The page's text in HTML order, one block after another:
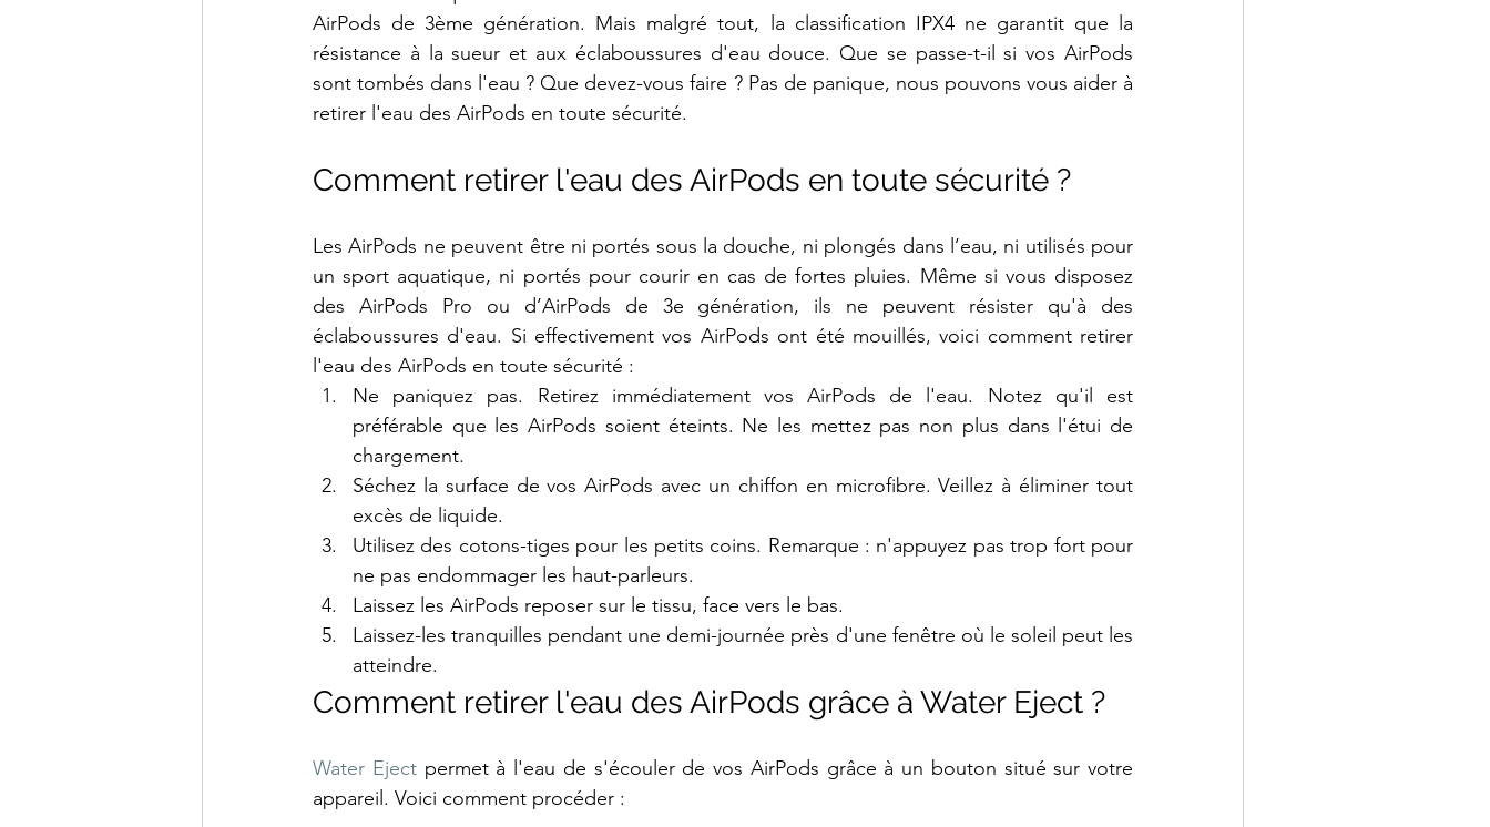
AirPods de 3ème génération. Mais malgré tout, la classification IPX4 ne garantit que la
résistance à la sueur et aux éclaboussures d'eau douce. Que se passe-t-il si vos AirPods
sont tombés dans l'eau ? Que devez-vous faire ? Pas de panique, nous pouvons vous aider à
retirer l'eau des AirPods en toute sécurité.
Comment retirer l'eau des AirPods en toute sécurité ?
Les AirPods ne peuvent être ni portés sous la douche, ni plongés dans l’eau, ni utilisés pour
un sport aquatique, ni portés pour courir en cas de fortes pluies. Même si vous disposez
des AirPods Pro ou d’AirPods de 3e génération, ils ne peuvent résister qu'à des
éclaboussures d'eau. Si effectivement vos AirPods ont été mouillés, voici comment retirer
l'eau des AirPods en toute sécurité :
Ne paniquez pas. Retirez immédiatement vos AirPods de l'eau. Notez qu'il est
préférable que les AirPods soient éteints. Ne les mettez pas non plus dans l'étui de
chargement.
Séchez la surface de vos AirPods avec un chiffon en microfibre. Veillez à éliminer tout
excès de liquide.
Utilisez des cotons-tiges pour les petits coins. Remarque : n'appuyez pas trop fort pour
ne pas endommager les haut-parleurs.
Laissez les AirPods reposer sur le tissu, face vers le bas.
Laissez-les tranquilles pendant une demi-journée près d'une fenêtre où le soleil peut les
atteindre.
Comment retirer l'eau des AirPods grâce à Water Eject ?
Water Eject permet à l'eau de s'écouler de vos AirPods grâce à un bouton situé sur votre
appareil. Voici comment procéder :